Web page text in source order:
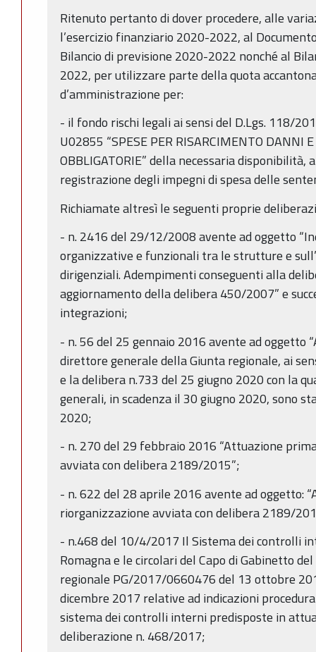
Ritenuto pertanto di dover procedere, alle
l’esercizio finanziario 2020-2022, al
Bilancio di previsione 2020-2022 nonché al
2022, per utilizzare parte della quota
d’amministrazione per:
- il fondo rischi legali ai sensi del D.Lgs. 118/
U02855 “SPESE PER RISARCIMENTO DANNI
OBBLIGATORIE” della necessaria disponibilità,
registrazione degli impegni di spesa delle
Richiamate altresì le seguenti proprie
- n. 2416 del 29/12/2008 avente ad oggetto
organizzative e funzionali tra le strutture e
dirigenziali. Adempimenti conseguenti alla
aggiornamento della delibera 450/2007” e
integrazioni;
- n. 56 del 25 gennaio 2016 avente ad oggetto
direttore generale della Giunta regionale, ai
e la delibera n.733 del 25 giugno 2020 con la
generali, in scadenza il 30 giugno 2020, sono
2020;
- n. 270 del 29 febbraio 2016 “Attuazione
avviata con delibera 2189/2015”;
- n. 622 del 28 aprile 2016 avente ad oggetto:
riorganizzazione avviata con delibera 2189/
- n.468 del 10/4/2017 Il Sistema dei controlli
Romagna e le circolari del Capo di Gabinetto
regionale PG/2017/0660476 del 13 ottobre
dicembre 2017 relative ad indicazioni
sistema dei controlli interni predisposte in
deliberazione n. 468/2017;